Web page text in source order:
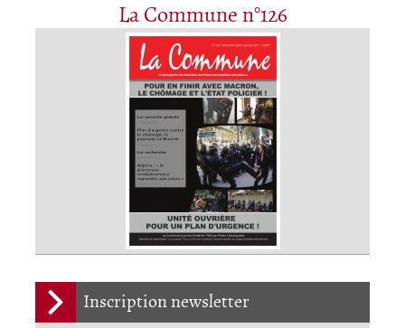
La Commune n°126
Inscription newsletter